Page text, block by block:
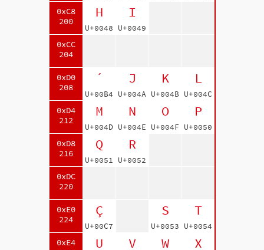
0xC8
200
0xCC
204
0xD0
208
0xD4
212
0xD8
216
0xDC
220
0xE0
224
0xE4
H
U+0048
I
U+0049
´
U+00B4
J
U+004A
K
U+004B
L
U+004C
M
U+004D
N
U+004E
O
U+004F
P
U+0050
Q
U+0051
R
U+0052
Ç
U+00C7
S
U+0053
T
U+0054
U V W X